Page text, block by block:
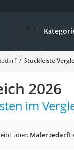
Die
Baumarkt
Tresor
Makita-Akku-
Kappsäge
Smartes
Akku-
Stuckleiste
2026
im
über: Malerbedarf